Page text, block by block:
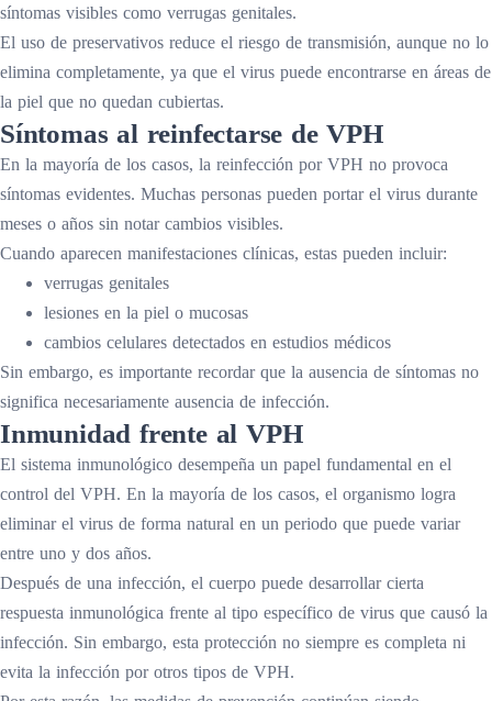
síntomas visibles como verrugas genitales.
El uso de preservativos reduce el riesgo de transmisión, aunque no lo
elimina completamente, ya que el virus puede encontrarse en áreas de
la piel que no quedan cubiertas.
Síntomas al reinfectarse de VPH
En la mayoría de los casos, la reinfección por VPH no provoca
síntomas evidentes. Muchas personas pueden portar el virus durante
meses o años sin notar cambios visibles.
Cuando aparecen manifestaciones clínicas, estas pueden incluir:
verrugas genitales
lesiones en la piel o mucosas
cambios celulares detectados en estudios médicos
Sin embargo, es importante recordar que la ausencia de síntomas no
significa necesariamente ausencia de infección.
Inmunidad frente al VPH
El sistema inmunológico desempeña un papel fundamental en el
control del VPH. En la mayoría de los casos, el organismo logra
eliminar el virus de forma natural en un periodo que puede variar
entre uno y dos años.
Después de una infección, el cuerpo puede desarrollar cierta
respuesta inmunológica frente al tipo específico de virus que causó la
infección. Sin embargo, esta protección no siempre es completa ni
evita la infección por otros tipos de VPH.